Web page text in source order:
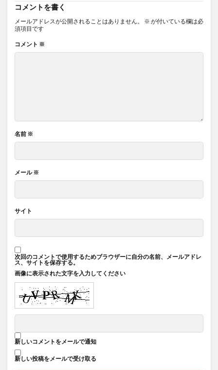
コメントを書く
メールアドレスが公開されることはありません。 ※ が付いている欄は必
須項目です
コメント ※
名前 ※
メール※
サイト
次回のコメントで使用するためブラウザーに自分の名前、メールアドレ
ス、サイトを保存する。
画像に表示された文字を入力してください
新しいコメントをメールで通知
新しい投稿をメールで受け取る